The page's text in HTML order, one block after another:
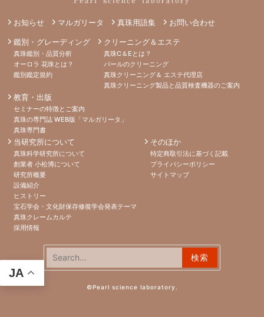
お知らせ マルガリータ 真珠用語集 お問い合わせ
鑑別・グレーディング
真珠鑑別・品質分析
オーロラ 花珠とは？
鑑別鑑定規約
クリーニング＆エステ
真珠C＆Eとは？
パールのクリーニング
真珠クリーニング＆ エステ代理店
真珠クリーニング製品と品質検査機器のご案内
教育・出版
セミナーの特徴とご案内
真珠の専門誌 WEB版「マルガリータ」
真珠専門書
当研究所について
真珠科学研究所について
創業者 小松博について
研究所概要
設備紹介
ヒストリー
宝石学会・文化財保存修復学会発表テーマ
真珠クレームカルテ
採用情報
そのほか
特定商取引法に基づく記載
プライバシーポリシー
サイトマップ
検索:
©Pearl science laboratory.
JA